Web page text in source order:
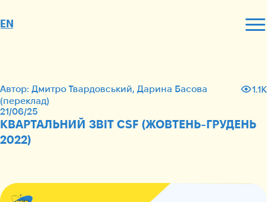
EN
Автор: Дмитро Твардовський, Дарина Басова
(переклад)
21/06/25
1.1K
КВАРТАЛЬНИЙ ЗВІТ CSF (ЖОВТЕНЬ-ГРУДЕНЬ
2022)